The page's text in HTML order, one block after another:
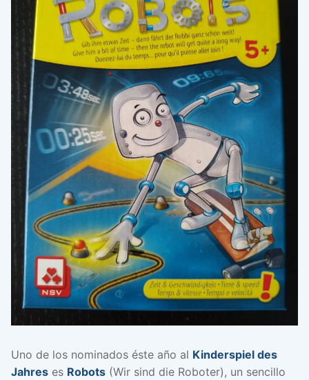
Uno de los nominados éste año al Kinderspiel des
Jahres es Robots (Wir sind die Roboter), un sencillo